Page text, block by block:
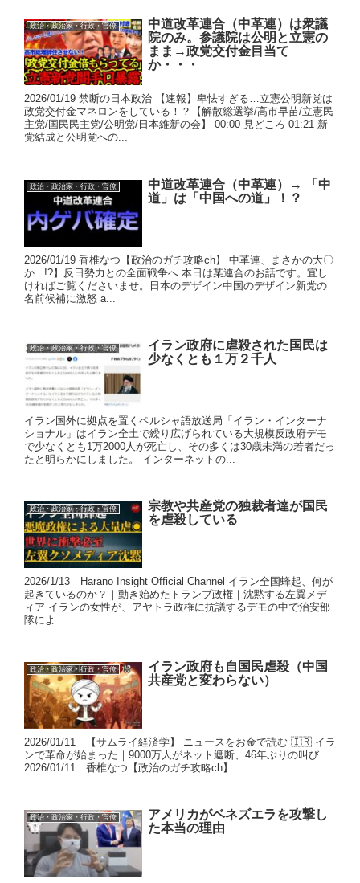
政治・政治家・行政・官僚
中道改革連合（中革連）は衆議
院のみ。参議院は公明と立憲の
まま→政党交付金目当て
か・・・
2026/01/19 禁断の日本政治 【速報】卑怯すぎる…立憲公明新党は
政党交付金マネロンをしている！？【解散総選挙/高市早苗/立憲民
主党/国民民主党/公明党/日本維新の会】 00:00 見どころ 01:21 新
党結成と公明党への...
政治・政治家・行政・官僚
中道改革連合（中革連）→ 「中
道」は「中国への道」！？
2026/01/19 香椎なつ【政治のガチ攻略ch】 中革連、まさかの大〇
か...!?】反日勢力との全面戦争へ 本日は某連合のお話です。宜し
ければご覧くださいませ。日本のデザイン中国のデザイン新党の
名前候補に激怒 a...
政治・政治家・行政・官僚
イラン政府に虐殺された国民は
少なくとも１万２千人
イラン国外に拠点を置くペルシャ語放送局「イラン・インターナ
ショナル」はイラン全土で繰り広げられている大規模反政府デモ
で少なくとも1万2000人が死亡し、その多くは30歳未満の若者だっ
たと明らかにしました。 インターネットの...
政治・政治家・行政・官僚
宗教や共産党の独裁者達が国民
を虐殺している
2026/1/13 Harano Insight Official Channel イラン全国蜂起、何が
起きているのか？｜動き始めたトランプ政権｜沈黙する左翼メデ
ィア イランの女性が、アヤトラ政権に抗議するデモの中で治安部
隊によ...
政治・政治家・行政・官僚
イラン政府も自国民虐殺（中国
共産党と変わらない）
2026/01/11 【サムライ経済学】 ニュースをお金で読む 🇮🇷 イラ
ンで革命が始まった｜9000万人がネット遮断、46年ぶりの叫び
2026/01/11 香椎なつ【政治のガチ攻略ch】 ...
政治・政治家・行政・官僚
アメリカがベネズエラを攻撃し
た本当の理由